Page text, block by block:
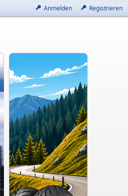
Anmelden Registrieren